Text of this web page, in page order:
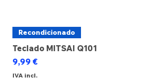
Recondicionado
Teclado MITSAI Q101
Preço
9,99 €
IVA incl.